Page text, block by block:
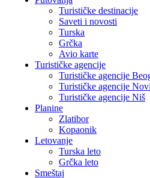
Turističke destinacije
Saveti i novosti
Turska
Grčka
Avio karte
Turističke agencije
Turističke agencije
Turističke agencije
Turističke agencije Niš
Planine
Zlatibor
Kopaonik
Letovanje
Turska leto
Grčka leto
Smeštaj